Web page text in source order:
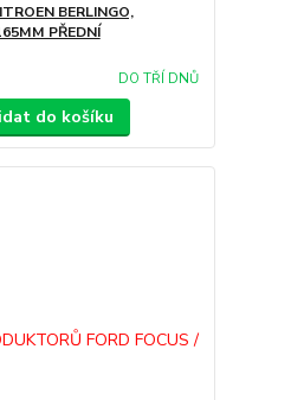
BERLINGO,
PŘEDNÍ
DO TŘÍ DNŮ
do košíku